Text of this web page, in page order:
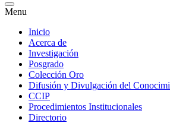
Menu
Inicio
Acerca de
Investigación
Posgrado
Colección Oro
Difusión y Divulgación del
CCIP
Procedimientos Institucionales
Directorio